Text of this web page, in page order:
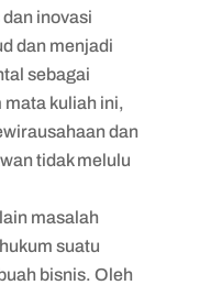
inovasi
dan menjadi
sebagai
kuliah ini,
dan
tidak melulu
masalah
suatu
bisnis. Oleh